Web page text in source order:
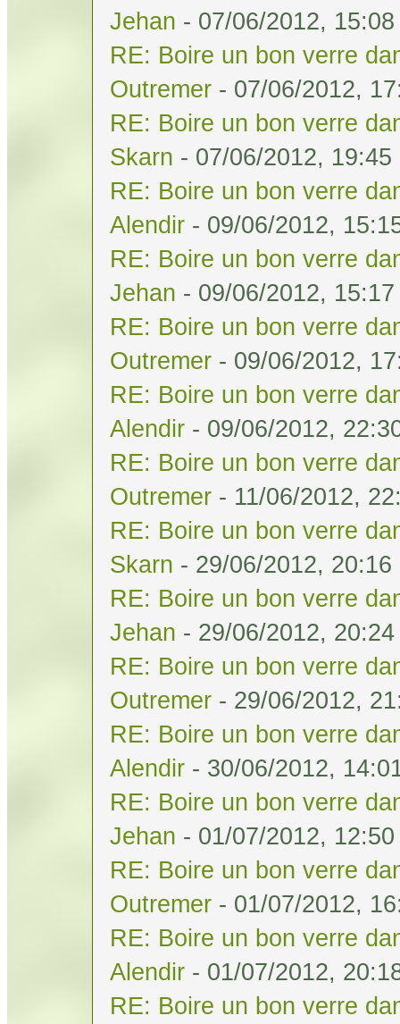
Jehan - 07/06/2012, 15:08
RE: Boire un bon verre
Outremer - 07/06/2012,
RE: Boire un bon verre
Skarn - 07/06/2012, 19:45
RE: Boire un bon verre
Alendir - 09/06/2012,
RE: Boire un bon verre
Jehan - 09/06/2012, 15:17
RE: Boire un bon verre
Outremer - 09/06/2012,
RE: Boire un bon verre
Alendir - 09/06/2012,
RE: Boire un bon verre
Outremer - 11/06/2012,
RE: Boire un bon verre
Skarn - 29/06/2012, 20:16
RE: Boire un bon verre
Jehan - 29/06/2012, 20:24
RE: Boire un bon verre
Outremer - 29/06/2012,
RE: Boire un bon verre
Alendir - 30/06/2012,
RE: Boire un bon verre
Jehan - 01/07/2012, 12:50
RE: Boire un bon verre
Outremer - 01/07/2012,
RE: Boire un bon verre
Alendir - 01/07/2012,
RE: Boire un bon verre